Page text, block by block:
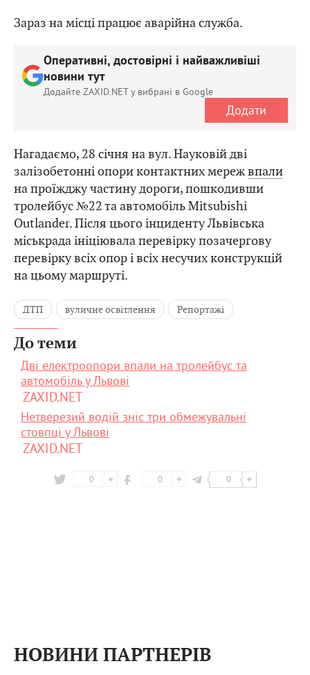
Зараз на місці працює аварійна служба.
Оперативні, достовірні і найважливіші
новини тут
Додайте ZAXID.NET у вибрані в Google
Додати
Нагадаємо, 28 січня на вул. Науковій дві
залізобетонні опори контактних мережвпали
на проїжджу частину дороги, пошкодивши
тролейбус №22 та автомобіль Mitsubishi
Outlander. Після цього інцидентуЛьвівська
міськрада ініціювала перевіркупозачергову
перевірку всіх опор і всіх несучих конструкцій
на цьому маршруті.
ДТП вуличне освітлення Репортажі
До теми
Дві електроопори впали на тролейбус та
автомобіль у Львові
ZAXID.NET
Нетверезий водій зніс три обмежувальні
стовпці у Львові
ZAXID.NET
0 0 0
НОВИНИ ПАРТНЕРІВ